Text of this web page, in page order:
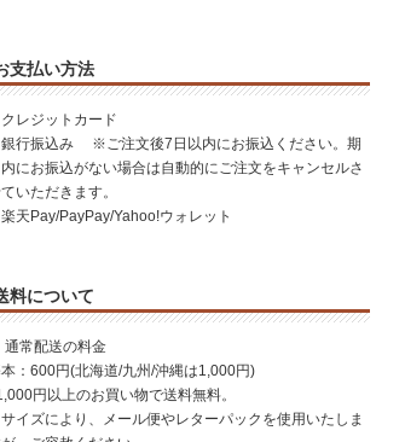
支払い方法
レジットカード
行振込み ※ご注文後7日以内にお振込ください。期
にお振込がない場合は自動的にご注文をキャンセルさ
いただきます。
天Pay/PayPay/Yahoo!ウォレット
料について
常配送の料金
：600円(北海道/九州/沖縄は1,000円)
円以上のお買い物で送料無料。
イズにより、メール便やレターパックを使用いたしま